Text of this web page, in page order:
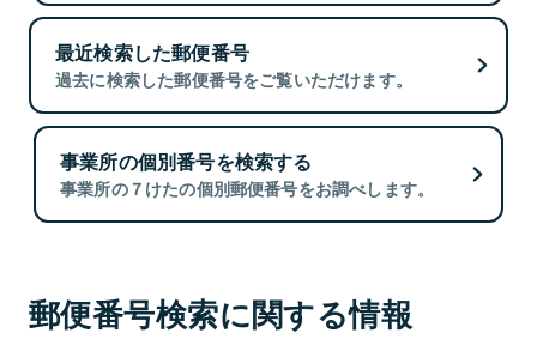
最近検索した郵便番号
過去に検索した郵便番号をご覧いただけます。
事業所の個別番号を検索する
事業所の７けたの個別郵便番号をお調べします。
郵便番号検索に関する情報